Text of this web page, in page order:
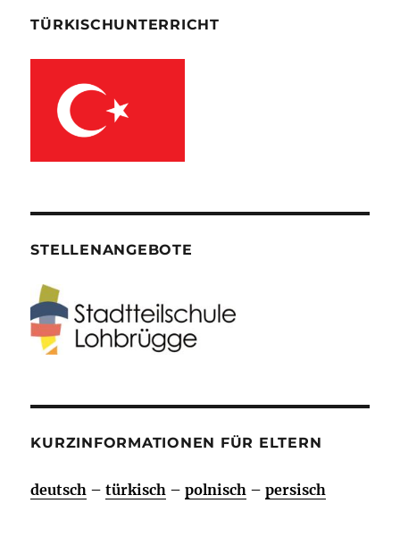
TÜRKISCHUNTERRICHT
STELLENANGEBOTE
KURZINFORMATIONEN FÜR ELTERN
deutsch –türkisch –polnisch –persisch